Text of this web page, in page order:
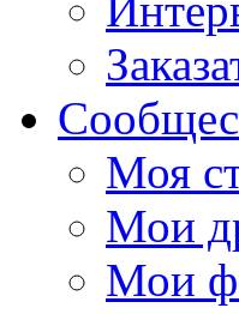
Моя
Мои
Мои